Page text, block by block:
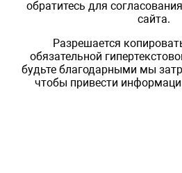
обратитесь для
сайта.
Разрешается
обязательной
будьте благодарными мы
чтобы привести